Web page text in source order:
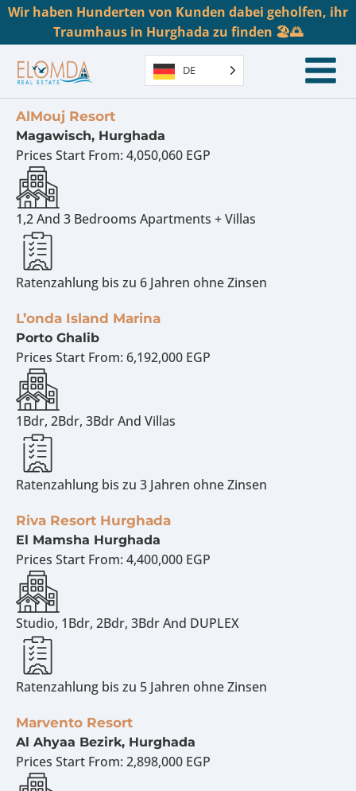
Wir haben Hunderten von Kunden dabei geholfen, ihr
Traumhaus in Hurghada zu finden 🏖️🌅
DE
AlMouj Resort
Magawisch, Hurghada
Prices Start From: 4,050,060 EGP
1,2 And 3 Bedrooms Apartments + Villas
Ratenzahlung bis zu 6 Jahren ohne Zinsen
L’onda Island Marina
Porto Ghalib
Prices Start From: 6,192,000 EGP
1Bdr, 2Bdr, 3Bdr And Villas
Ratenzahlung bis zu 3 Jahren ohne Zinsen
Riva Resort Hurghada
El Mamsha Hurghada
Prices Start From: 4,400,000 EGP
Studio, 1Bdr, 2Bdr, 3Bdr And DUPLEX
Ratenzahlung bis zu 5 Jahren ohne Zinsen
Marvento Resort
Al Ahyaa Bezirk, Hurghada
Prices Start From: 2,898,000 EGP